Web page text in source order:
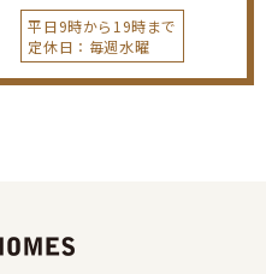
平日9時から19時まで
定休日：毎週水曜